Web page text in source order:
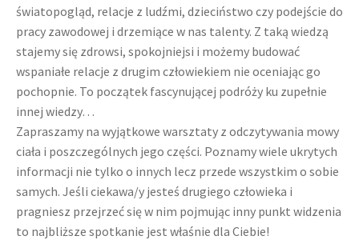
światopogląd, relacje z ludźmi, dzieciństwo czy podejście do
pracy zawodowej i drzemiące w nas talenty. Z taką wiedzą
stajemy się zdrowsi, spokojniejsi i możemy budować
wspaniałe relacje z drugim człowiekiem nie oceniając go
pochopnie. To początek fascynującej podróży ku zupełnie
innej wiedzy…
Zapraszamy na wyjątkowe warsztaty z odczytywania mowy
ciała i poszczególnych jego części. Poznamy wiele ukrytych
informacji nie tylko o innych lecz przede wszystkim o sobie
samych. Jeśli ciekawa/y jesteś drugiego człowieka i
pragniesz przejrzeć się w nim pojmując inny punkt widzenia
to najbliższe spotkanie jest właśnie dla Ciebie!